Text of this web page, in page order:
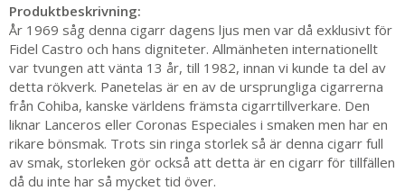
Produktbeskrivning:
År 1969 såg denna cigarr dagens ljus men var då exklusivt för
Fidel Castro och hans digniteter. Allmänheten internationellt
var tvungen att vänta 13 år, till 1982, innan vi kunde ta del av
detta rökverk. Panetelas är en av de ursprungliga cigarrerna
från Cohiba, kanske världens främsta cigarrtillverkare. Den
liknar Lanceros eller Coronas Especiales i smaken men har en
rikare bönsmak. Trots sin ringa storlek så är denna cigarr full
av smak, storleken gör också att detta är en cigarr för tillfällen
då du inte har så mycket tid över.